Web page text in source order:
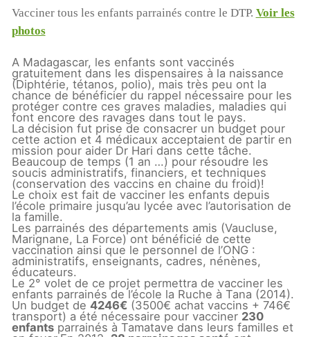
Vacciner tous les enfants parrainés contre le DTP. Voir les
photos
A Madagascar, les enfants sont vaccinés
gratuitement dans les dispensaires à la naissance
(Diphtérie, tétanos, polio), mais très peu ont la
chance de bénéficier du rappel nécessaire pour les
protéger contre ces graves maladies, maladies qui
font encore des ravages dans tout le pays.
La décision fut prise de consacrer un budget pour
cette action et 4 médicaux acceptaient de partir en
mission pour aider Dr Hari dans cette tâche.
Beaucoup de temps (1 an …) pour résoudre les
soucis administratifs, financiers, et techniques
(conservation des vaccins en chaine du froid)!
Le choix est fait de vacciner les enfants depuis
l’école primaire jusqu’au lycée avec l’autorisation de
la famille.
Les parrainés des départements amis (Vaucluse,
Marignane, La Force) ont bénéficié de cette
vaccination ainsi que le personnel de l’ONG :
administratifs, enseignants, cadres, nénènes,
éducateurs.
Le 2° volet de ce projet permettra de vacciner les
enfants parrainés de l’école la Ruche à Tana (2014).
Un budget de 4246€(3500€ achat vaccins + 746€
transport) a été nécessaire pour vacciner 230
enfantsparrainés à Tamatave dans leurs familles et